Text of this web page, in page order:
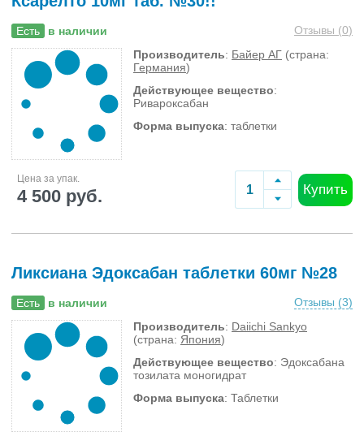
Есть в наличии Отзывы (0)
Производитель: Байер АГ (страна:
Германия)
Действующее вещество:
Ривароксабан
Форма выпуска: таблетки
Цена за упак.
4 500 руб. Купить
Ликсиана Эдоксабан таблетки 60мг №28
Есть в наличии Отзывы (3)
Производитель: Daiichi Sankyo
(страна: Япония)
Действующее вещество: Эдоксабана
тозилата моногидрат
Форма выпуска: Таблетки